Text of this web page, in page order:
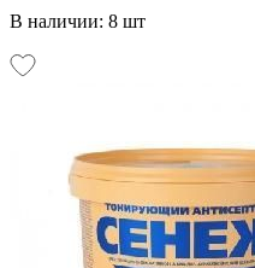
В наличии: 8 шт